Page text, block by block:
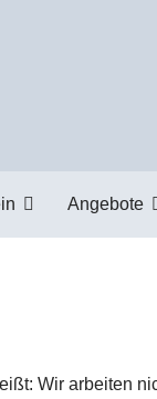
Angebote
Wir arbeiten